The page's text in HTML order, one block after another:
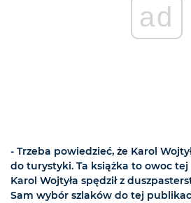
ad
- Trzeba powiedzieć, że Karol
do turystyki. Ta książka to owoc tej
Karol Wojtyła spędził z
Sam wybór szlaków do tej